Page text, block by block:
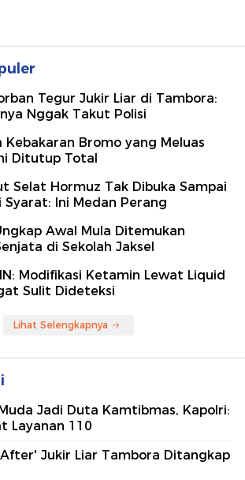
Tegur Jukir Liar di Tambora:
Nggak Takut Polisi
Kebakaran Bromo yang Meluas
Ditutup Total
Selat Hormuz Tak Dibuka Sampai
Syarat: Ini Medan Perang
Awal Mula Ditemukan
di Sekolah Jaksel
Modifikasi Ketamin Lewat Liquid
Sulit Dideteksi
Lihat Selengkapnya
Jadi Duta Kamtibmas, Kapolri:
Layanan 110
Jukir Liar Tambora Ditangkap